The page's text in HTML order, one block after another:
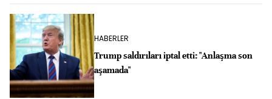
HABERLER
Trump saldırıları iptal etti: "Anlaşma son
aşamada"